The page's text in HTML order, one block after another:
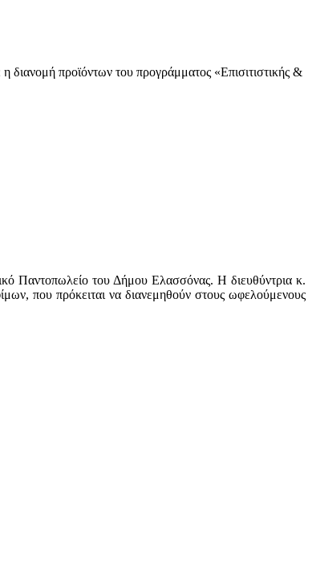
προϊόντων του προγράμματος «Επισιτιστικής &
Παντοπωλείο του Δήμου Ελασσόνας. Η διευθύντρια κ.
που πρόκειται να διανεμηθούν στους ωφελούμενους